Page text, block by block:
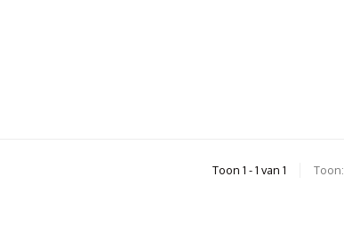
Toon 1 - 1 van 1 Toon: